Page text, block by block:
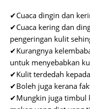
✔Cuaca dingin dan
✔Cuaca kering dan
pengeringan kulit
✔Kurangnya
untuk menyebabkan
✔Kulit terdedah
✔Boleh juga kerana
✔Mungkin juga timbul